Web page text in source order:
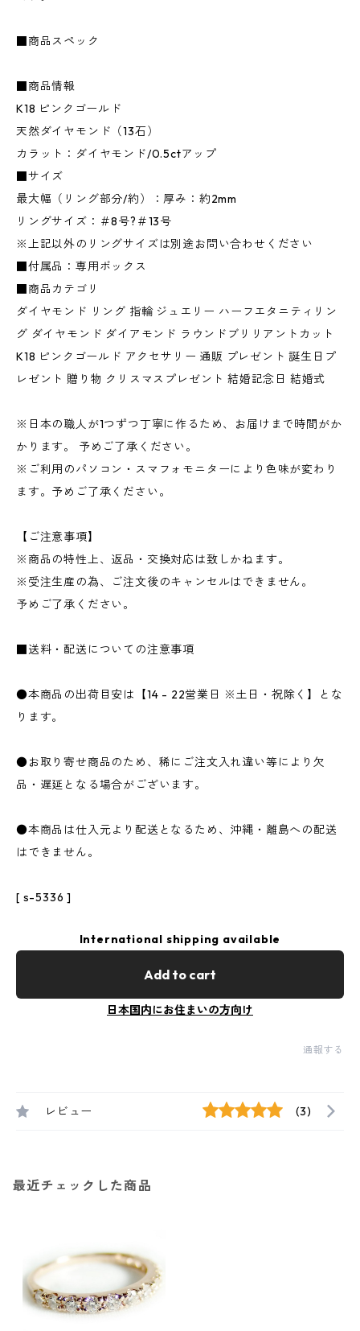
■商品スペック
■商品情報
K18 ピンクゴールド
天然ダイヤモンド（13石）
カラット：ダイヤモンド/0.5ctアップ
■サイズ
最大幅（リング部分/約）：厚み：約2mm
リングサイズ：＃8号?＃13号
※上記以外のリングサイズは別途お問い合わせください
■付属品：専用ボックス
■商品カテゴリ
ダイヤモンド リング 指輪 ジュエリー ハーフエタニティリン
グ ダイヤモンド ダイアモンド ラウンドブリリアントカット
K18 ピンクゴールド アクセサリー 通販 プレゼント 誕生日プ
レゼント 贈り物 クリスマスプレゼント 結婚記念日 結婚式
※日本の職人が1つずつ丁寧に作るため、お届けまで時間がか
かります。 予めご了承ください。
※ご利用のパソコン・スマフォモニターにより色味が変わり
ます。予めご了承ください。
【ご注意事項】
※商品の特性上、返品・交換対応は致しかねます。
※受注生産の為、ご注文後のキャンセルはできません。
予めご了承ください。
■送料・配送についての注意事項
●本商品の出荷目安は【14 - 22営業日 ※土日・祝除く】とな
ります。
●お取り寄せ商品のため、稀にご注文入れ違い等により欠
品・遅延となる場合がございます。
●本商品は仕入元より配送となるため、沖縄・離島への配送
はできません。
[ s-5336 ]
International shipping available
Add to cart
日本国内にお住まいの方向け
通報する
レビュー (3)
最近チェックした商品